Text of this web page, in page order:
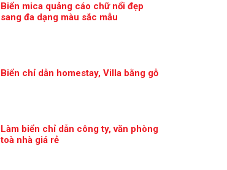
Biển mica quảng cáo chữ nổi đẹp
sang đa dạng màu sắc mẫu
Biển chỉ dẫn homestay, Villa bằng gỗ
Làm biển chỉ dẫn công ty, văn phòng
toà nhà giá rẻ